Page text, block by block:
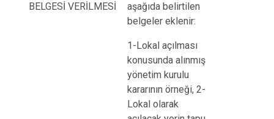
BELGESİ VERİLMESİ
aşağıda belirtilen
belgeler eklenir:
1-Lokal açılması
konusunda alınmış
yönetim kurulu
kararının örneği, 2-
Lokal olarak